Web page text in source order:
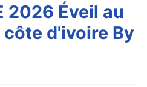
2026 Éveil au
d'ivoire By